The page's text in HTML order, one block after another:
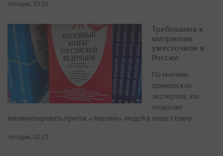
сегодня, 03:25
Требования к
мигрантам
ужесточили в
России
По мнению
приморских
экспертов, это
позволит
минимизировать приток «лишних» людей в нашу страну
сегодня, 02:21